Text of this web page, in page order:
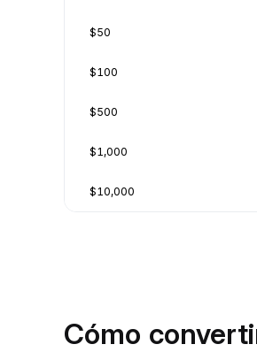
$50
$100
$500
$1,000
$10,000
Cómo